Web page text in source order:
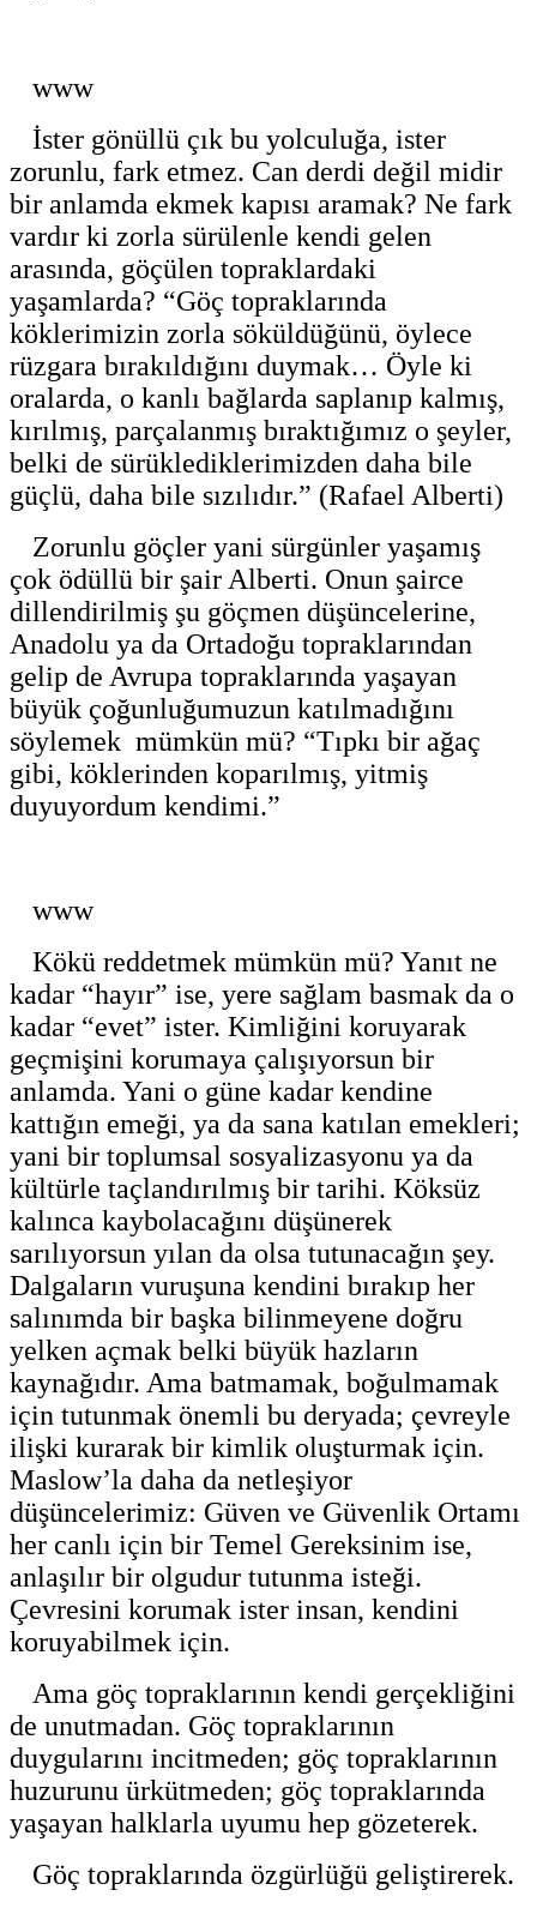
www
İster gönüllü çık bu yolculuğa, ister
zorunlu, fark etmez. Can derdi değil midir
bir anlamda ekmek kapısı aramak? Ne fark
vardır ki zorla sürülenle kendi gelen
arasında, göçülen topraklardaki
yaşamlarda? “Göç topraklarında
köklerimizin zorla söküldüğünü, öylece
rüzgara bırakıldığını duymak… Öyle ki
oralarda, o kanlı bağlarda saplanıp kalmış,
kırılmış, parçalanmış bıraktığımız o şeyler,
belki de sürüklediklerimizden daha bile
güçlü, daha bile sızılıdır.” (Rafael Alberti)
Zorunlu göçler yani sürgünler yaşamış
çok ödüllü bir şair Alberti. Onun şairce
dillendirilmiş şu göçmen düşüncelerine,
Anadolu ya da Ortadoğu topraklarından
gelip de Avrupa topraklarında yaşayan
büyük çoğunluğumuzun katılmadığını
söylemek mümkün mü? “Tıpkı bir ağaç
gibi, köklerinden koparılmış, yitmiş
duyuyordum kendimi.”
www
Kökü reddetmek mümkün mü? Yanıt ne
kadar “hayır” ise, yere sağlam basmak da o
kadar “evet” ister. Kimliğini koruyarak
geçmişini korumaya çalışıyorsun bir
anlamda. Yani o güne kadar kendine
kattığın emeği, ya da sana katılan emekleri;
yani bir toplumsal sosyalizasyonu ya da
kültürle taçlandırılmış bir tarihi. Köksüz
kalınca kaybolacağını düşünerek
sarılıyorsun yılan da olsa tutunacağın şey.
Dalgaların vuruşuna kendini bırakıp her
salınımda bir başka bilinmeyene doğru
yelken açmak belki büyük hazların
kaynağıdır. Ama batmamak, boğulmamak
için tutunmak önemli bu deryada; çevreyle
ilişki kurarak bir kimlik oluşturmak için.
Maslow’la daha da netleşiyor
düşüncelerimiz: Güven ve Güvenlik Ortamı
her canlı için bir Temel Gereksinim ise,
anlaşılır bir olgudur tutunma isteği.
Çevresini korumak ister insan, kendini
koruyabilmek için.
Ama göç topraklarının kendi gerçekliğini
de unutmadan. Göç topraklarının
duygularını incitmeden; göç topraklarının
huzurunu ürkütmeden; göç topraklarında
yaşayan halklarla uyumu hep gözeterek.
Göç topraklarında özgürlüğü geliştirerek.